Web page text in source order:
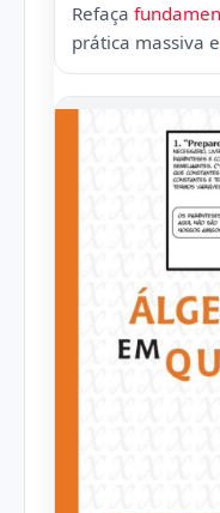
Refaça
prática massiva